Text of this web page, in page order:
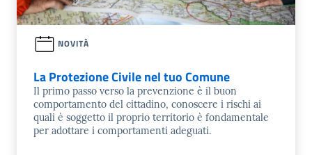
NOVITÀ
La Protezione Civile nel tuo Comune
Il primo passo verso la prevenzione è il buon
comportamento del cittadino, conoscere i rischi ai
quali è soggetto il proprio territorio è fondamentale
per adottare i comportamenti adeguati.